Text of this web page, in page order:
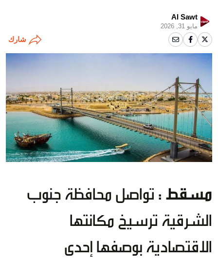
Al Sawt
مايو 31, 2026
شارك
مسقط : تواصل محافظة جنوب
الشرقية ترسيخ مكانتها
الاقتصادية بوصفها إحدى